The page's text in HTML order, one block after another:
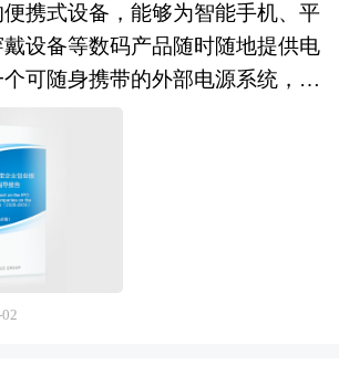
产工艺与计算方法，技术门槛
产品附加值也相对较高。与常规
缆多为按需定制化生产，需根据
参数进行设计，广泛服务于航空航
能源电力、石油化工、核电站、深
造、军工装备、数据中心及重大基
在标准体系方面，目前尚未形成
强制性定义，多数企业依据自身技
用标准组织生产，部分产品需通过
国内外认证体系的专项测试。随
携式设备，能够为智能手机、平
设备等数码产品随时随地提供电
可随身携带的外部电源系统，主
电能的稳定输入与输出。充电宝通
充电，将电能以化学能形式储存在
需要时再将储存的电能转化为直流
后通过USB或其他接口为电子设备
到一定阶段就会遇到资金制约问
为企业的主要融资渠道之一具有